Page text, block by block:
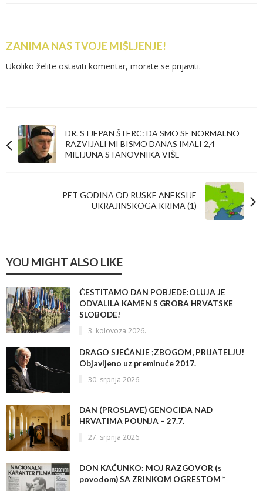
ZANIMA NAS TVOJE MIŠLJENJE!
Ukoliko želite ostaviti komentar, morate se prijaviti.
DR. STJEPAN ŠTERC: DA SMO SE NORMALNO
RAZVIJALI MI BISMO DANAS IMALI 2,4
MILIJUNA STANOVNIKA VIŠE
PET GODINA OD RUSKE ANEKSIJE
UKRAJINSKOGA KRIMA (1)
YOU MIGHT ALSO LIKE
ČESTITAMO DAN POBJEDE:OLUJA JE
ODVALILA KAMEN S GROBA HRVATSKE
SLOBODE!
3. kolovoza 2026.
DRAGO SJEĆANJE ;ZBOGOM, PRIJATELJU!
Objavljeno uz preminuće 2017.
30. srpnja 2026.
DAN (PROSLAVE) GENOCIDA NAD
HRVATIMA POUNJA – 27.7.
27. srpnja 2026.
DON KAĆUNKO: MOJ RAZGOVOR (s
povodom) SA ZRINKOM OGRESTOM *